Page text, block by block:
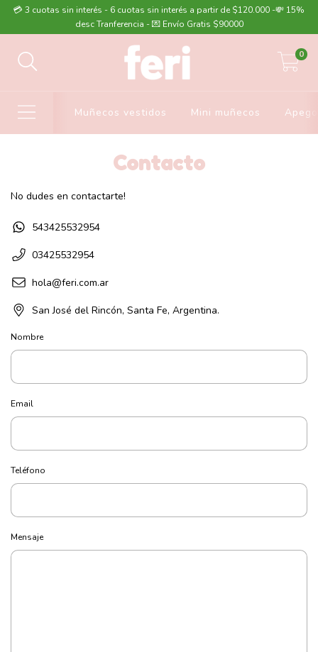
💳 3 cuotas sin interés - 6 cuotas sin interés a partir de $120.000 -💸 15%
desc Tranferencia - 💌 Envío Gratis $90000
0
Muñecos vestidos Mini muñecos
Contacto
No dudes en contactarte!
543425532954
03425532954
hola@feri.com.ar
San José del Rincón, Santa Fe, Argentina.
Nombre
Email
Teléfono
Mensaje